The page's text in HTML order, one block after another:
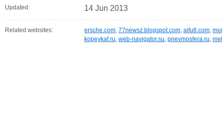
Updated: 14 Jun 2013
Related websites: ersche.com, 77newsz.blogspot.com, aifu8.com,
kopeykaf.ru, web-navigator.su, pnevmosfera.ru,